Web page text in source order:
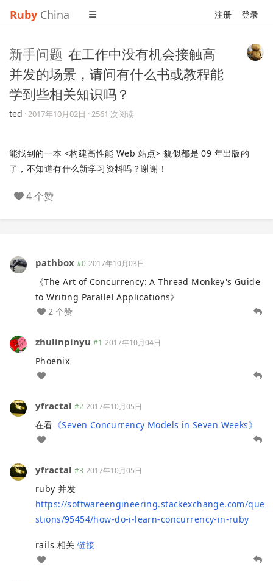
Ruby China 注册 登录
新手问题 在工作中没有机会接触高
并发的场景，请问有什么书或教程能
学到些相关知识吗？
ted ·2017年10月02日 · 2561 次阅读
能找到的一本 <构建高性能 Web 站点> 貌似都是 09 年出版的
了，不知道有什么新学习资料吗？谢谢！
4 个赞
pathbox #0 2017年10月03日
《The Art of Concurrency: A Thread Monkey's Guide
to Writing Parallel Applications》
2 个赞
zhulinpinyu #1 2017年10月04日
Phoenix
yfractal #2 2017年10月05日
在看 《Seven Concurrency Models in Seven Weeks》
yfractal #3 2017年10月05日
ruby 并发
https://softwareengineering.stackexchange.com/que
stions/95454/how-do-i-learn-concurrency-in-ruby
rails 相关 链接